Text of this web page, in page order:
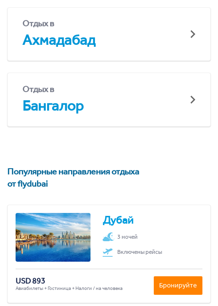
Отдых в
Ахмадабад
Отдых в
Бангалор
Популярные направления отдыха
от flydubai
Дубай
3 ночей
Включены рейсы
USD 893
Авиабилеты + Гостиница + Налоги / на человека Бронируйте